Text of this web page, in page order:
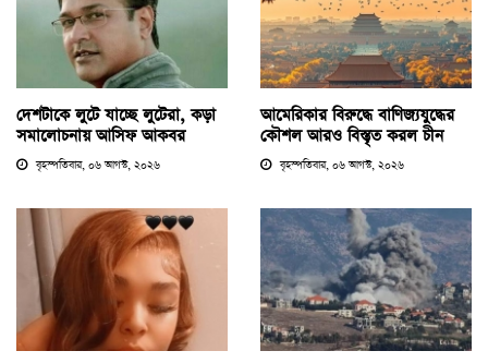
দেশটাকে লুটে যাচ্ছে লুটেরা, কড়া
সমালোচনায় আসিফ আকবর
বৃহস্পতিবার, ০৬ আগস্ট, ২০২৬
আমেরিকার বিরুদ্ধে বাণিজ্যযুদ্ধের
কৌশল আরও বিস্তৃত করল চীন
বৃহস্পতিবার, ০৬ আগস্ট, ২০২৬